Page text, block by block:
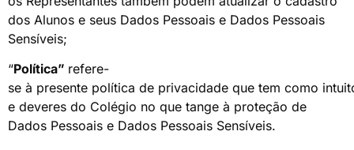
dos Alunos e seus Dados Pessoais e Dados Pessoais
Sensíveis;
“Política” refere-
se à presente política de privacidade que tem como
e deveres do Colégio no que tange à proteção de
Dados Pessoais e Dados Pessoais Sensíveis.